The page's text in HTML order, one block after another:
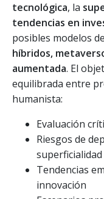
tecnológica, la
tendencias en
posibles modelos
híbridos,
aumentada. El
equilibrada entre
humanista:
Evaluación
Riesgos de
Tendencias
innovación